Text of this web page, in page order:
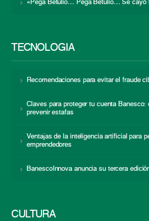
«Pega Betulio… Pega Betulio… Se cayó
TECNOLOGÍA
Recomendaciones para evitar el fraude
Claves para proteger tu cuenta Banesco:
prevenir estafas
Ventajas de la inteligencia artificial para
emprendedores
BanescoInnova anuncia su tercera
CULTURA